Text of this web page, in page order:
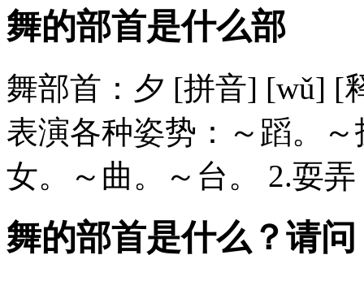
舞的部首是什么部
舞部首：夕 [拼音] [wǔ] [
表演各种姿势：～蹈。
女。～曲。～台。 2.耍
舞的部首是什么？请问